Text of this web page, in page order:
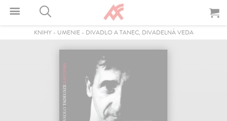
KNIHY- UMENIE- DIVADLO A TANEC, DIVADELNÁ VEDA